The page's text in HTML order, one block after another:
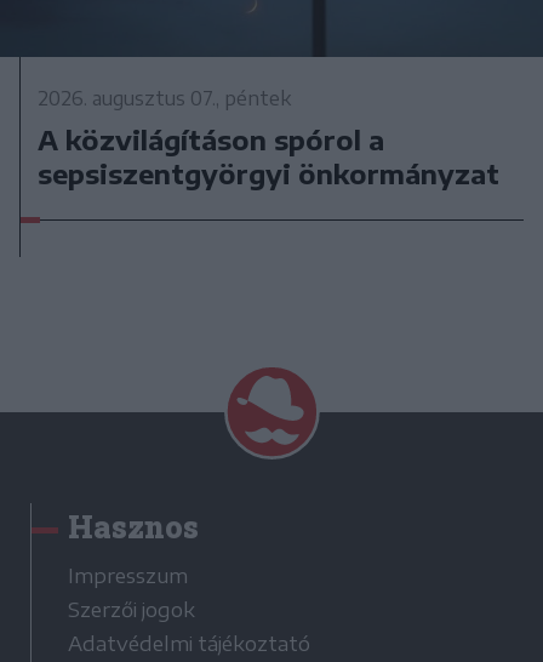
2026. augusztus 07., péntek
A közvilágításon spórol a
sepsiszentgyörgyi önkormányzat
Hasznos
Impresszum
Szerzői jogok
Adatvédelmi tájékoztató